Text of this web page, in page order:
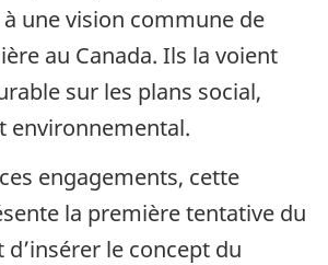
une vision commune de
au Canada. Ils la voient
sur les plans social,
environnemental.
engagements, cette
la première tentative du
le concept du